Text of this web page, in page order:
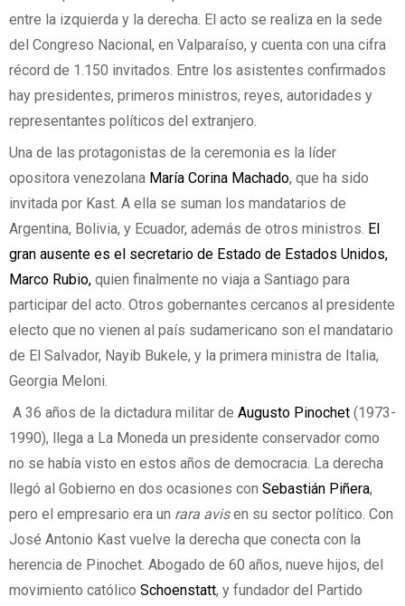
entre la izquierda y la derecha. El acto se realiza en la sede
del Congreso Nacional, en Valparaíso, y cuenta con una cifra
récord de 1.150 invitados. Entre los asistentes confirmados
hay presidentes, primeros ministros, reyes, autoridades y
representantes políticos del extranjero.
Una de las protagonistas de la ceremonia es la líder
opositora venezolana María Corina Machado, que ha sido
invitada por Kast. A ella se suman los mandatarios de
Argentina, Bolivia, y Ecuador, además de otros ministros. El
gran ausente es el secretario de Estado de Estados Unidos,
Marco Rubio, quien finalmente no viaja a Santiago para
participar del acto. Otros gobernantes cercanos al presidente
electo que no vienen al país sudamericano son el mandatario
de El Salvador, Nayib Bukele, y la primera ministra de Italia,
Georgia Meloni.
A 36 años de la dictadura militar de Augusto Pinochet (1973-
1990), llega a La Moneda un presidente conservador como
no se había visto en estos años de democracia. La derecha
llegó al Gobierno en dos ocasiones con Sebastián Piñera,
pero el empresario era un rara avisen su sector político. Con
José Antonio Kast vuelve la derecha que conecta con la
herencia de Pinochet. Abogado de 60 años, nueve hijos, del
movimiento católico Schoenstatt, y fundador del Partido